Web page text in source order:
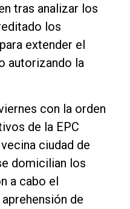
tras analizar los
los
extender el
autorizando la
con la orden
de la EPC
ciudad de
domicilian los
a cabo el
de